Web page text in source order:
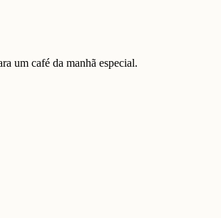
um café da manhã especial.